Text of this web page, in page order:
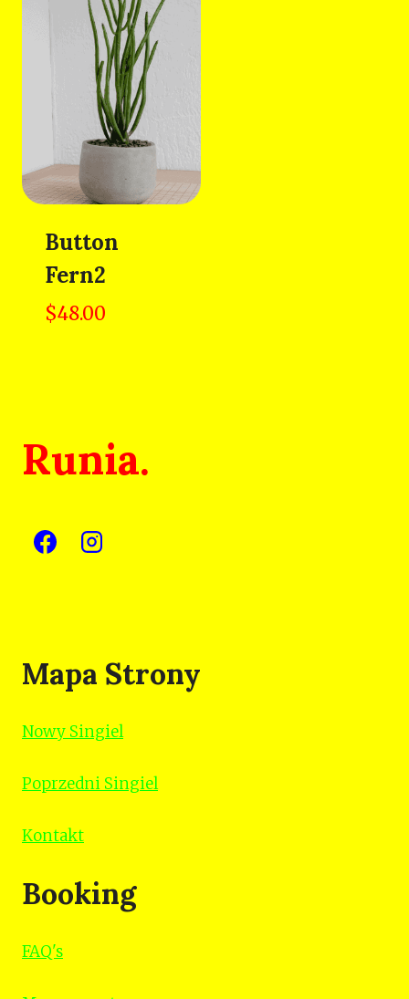
Button
Fern2
$48.00
Runia.
Mapa Strony
Nowy Singiel
Poprzedni Singiel
Kontakt
Booking
FAQ's